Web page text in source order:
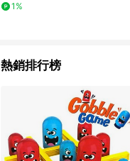
1%
熱銷排行榜